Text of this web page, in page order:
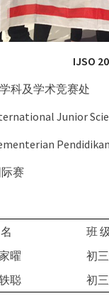
IJSO
科及学术竞赛处
Junior
赛
班
曜
初
聪
初